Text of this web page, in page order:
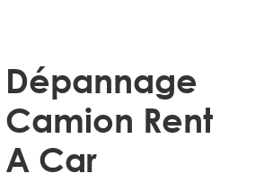
Dépannage
Camion Rent
A Car